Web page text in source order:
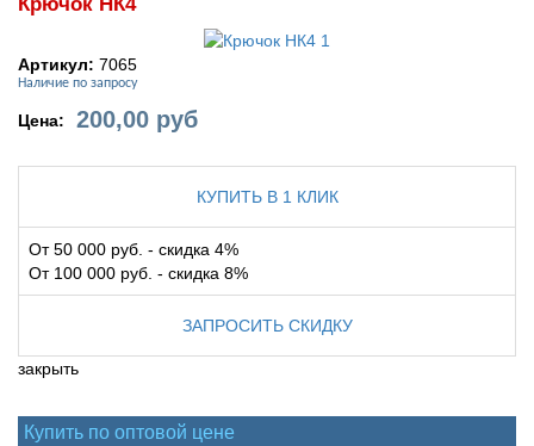
Артикул: 7065
Наличие по запросу
Цена: 200,00 руб
КУПИТЬ В 1 КЛИК
От 50 000 руб. - скидка 4%
От 100 000 руб. - скидка 8%
ЗАПРОСИТЬ СКИДКУ
закрыть
Купить по оптовой цене